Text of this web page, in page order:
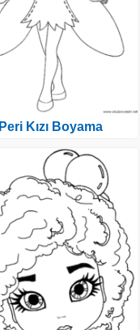
Peri Kızı Boyama